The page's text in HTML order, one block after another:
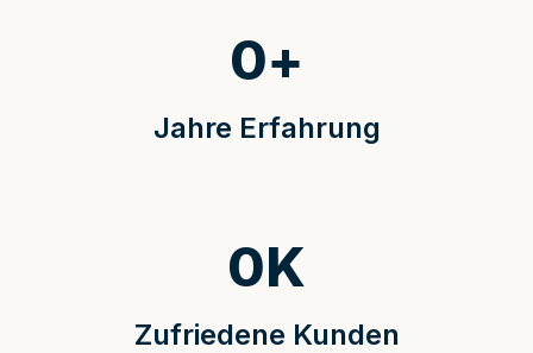
Jahre Erfahrung
0+
Zufriedene Kunden
0K